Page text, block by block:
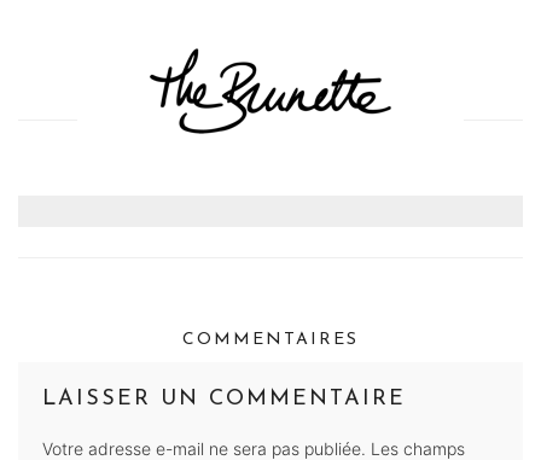
COMMENTAIRES
LAISSER UN COMMENTAIRE
Votre adresse e-mail ne sera pas publiée. Les champs